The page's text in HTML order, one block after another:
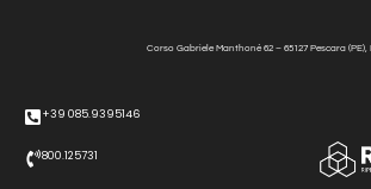
Corso Gabriele Manthonè62 – 65127 Pescara (PE),
+39 085.9395146
800.125731